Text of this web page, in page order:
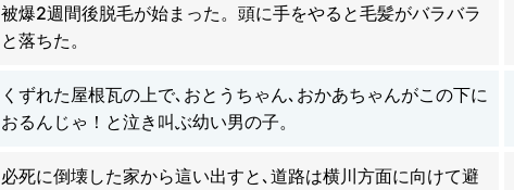
被爆2週間後脱毛が始まった。頭に手をやると毛髪がバラバラ
と落ちた。
くずれた屋根瓦の上で､おとうちゃん､おかあちゃんがこの下に
おるんじゃ！と泣き叫ぶ幼い男の子。
必死に倒壊した家から這い出すと､道路は横川方面に向けて避